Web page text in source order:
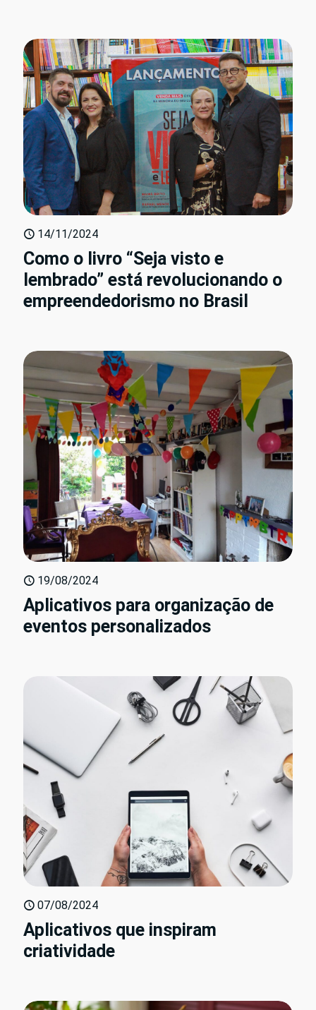
14/11/2024
Como o livro “Seja visto e
lembrado” está revolucionando o
empreendedorismo no Brasil
19/08/2024
Aplicativos para organização de
eventos personalizados
07/08/2024
Aplicativos que inspiram
criatividade